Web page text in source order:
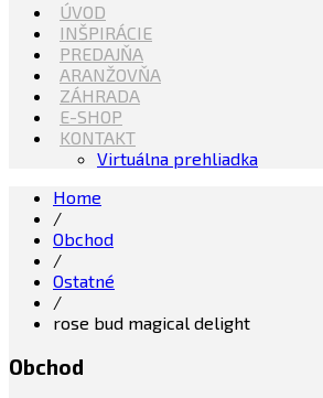
Florasystem Žilina
Kvety, Sviečky, dekorácie, Záhrada
ÚVOD
INŠPIRÁCIE
PREDAJŇA
ARANŽOVŇA
ZÁHRADA
E-SHOP
KONTAKT
Virtuálna prehliadka
Home
/
Obchod
/
Ostatné
/
rose bud magical delight
Obchod